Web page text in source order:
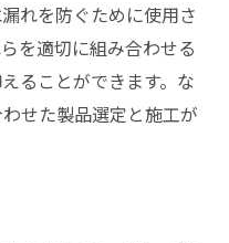
れを防ぐために使用さ
を適切に組み合わせる
ることができます。な
せた製品選定と施工が